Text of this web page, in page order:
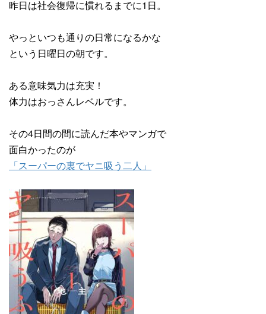
昨日は社会復帰に慣れるまでに1日。
やっといつも通りの日常になるかな
という日曜日の朝です。
ある意味気力は充実！
体力はおっさんレベルです。
その4日間の間に読んだ本やマンガで
面白かったのが
「スーパーの裏でヤニ吸う二人」